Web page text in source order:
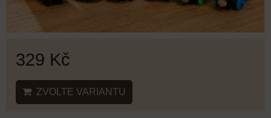
329 Kč
ZVOLTE VARIANTU